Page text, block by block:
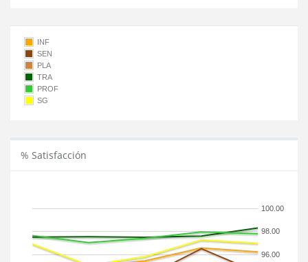
INF
SEN
PLA
TRA
PROF
SG
% Satisfacción
96.00
98.00
100.00